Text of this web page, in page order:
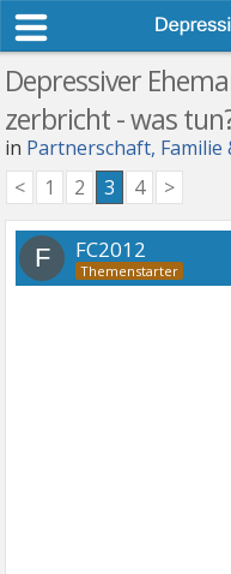
Depressiver
zerbricht - was
in Partnerschaft, Familie
< 1 2 3 4 >
F FC2012